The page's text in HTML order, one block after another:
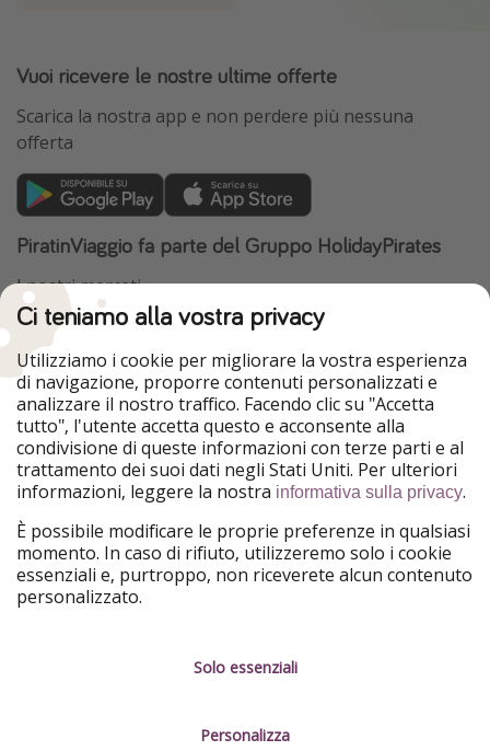
Vuoi ricevere le nostre ultime offerte
Scarica la nostra app e non perdere più nessuna
offerta
PiratinViaggio fa parte del Gruppo HolidayPirates
I nostri mercati
HolidayPirates
VakantiePiraten
WakacyjniPiraci
Ferienpiraten
Urlaubspiraten
Urlaubspiraten
ViajerosPiratas
TravelPirates
Il nostro gruppo
HolidayPirates Group
Conoscici meglio
Chi siamo
Lavora con noi
Informazioni legali
Termini d' Uso
Ci teniamo alla vostra privacy
Utilizziamo i cookie per migliorare la vostra esperienza
di navigazione, proporre contenuti personalizzati e
analizzare il nostro traffico. Facendo clic su "Accetta
tutto", l'utente accetta questo e acconsente alla
condivisione di queste informazioni con terze parti e al
trattamento dei suoi dati negli Stati Uniti. Per ulteriori
informazioni, leggere la nostra informativa sulla privacy.
È possibile modificare le proprie preferenze in qualsiasi
momento. In caso di rifiuto, utilizzeremo solo i cookie
essenziali e, purtroppo, non riceverete alcun contenuto
personalizzato.
Solo essenziali
Personalizza